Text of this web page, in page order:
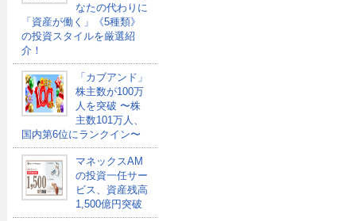
なたの代わりに
「資産が働く」《5種類》
の投資スタイルを厳選紹
介！
「カブアンド」
株主数が100万
人を突破 〜株
主数101万人、
国内第6位にランクイン〜
マネックスAM
の投資一任サー
ビス、資産残高
1,500億円突破